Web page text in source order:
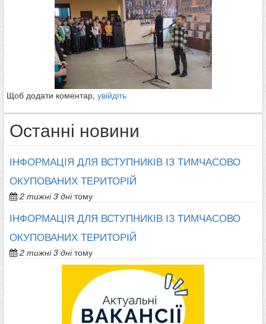
Щоб додати коментар, увійдіть
Останні новини
ІНФОРМАЦІЯ ДЛЯ ВСТУПНИКІВ ІЗ ТИМЧАСОВО
ОКУПОВАНИХ ТЕРИТОРІЙ
2 тижні 3 днітому
ІНФОРМАЦІЯ ДЛЯ ВСТУПНИКІВ ІЗ ТИМЧАСОВО
ОКУПОВАНИХ ТЕРИТОРІЙ
2 тижні 3 днітому